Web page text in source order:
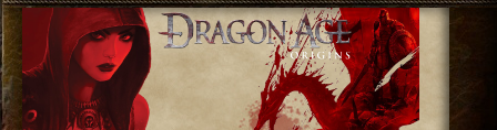
Aller
vers
le
contenu